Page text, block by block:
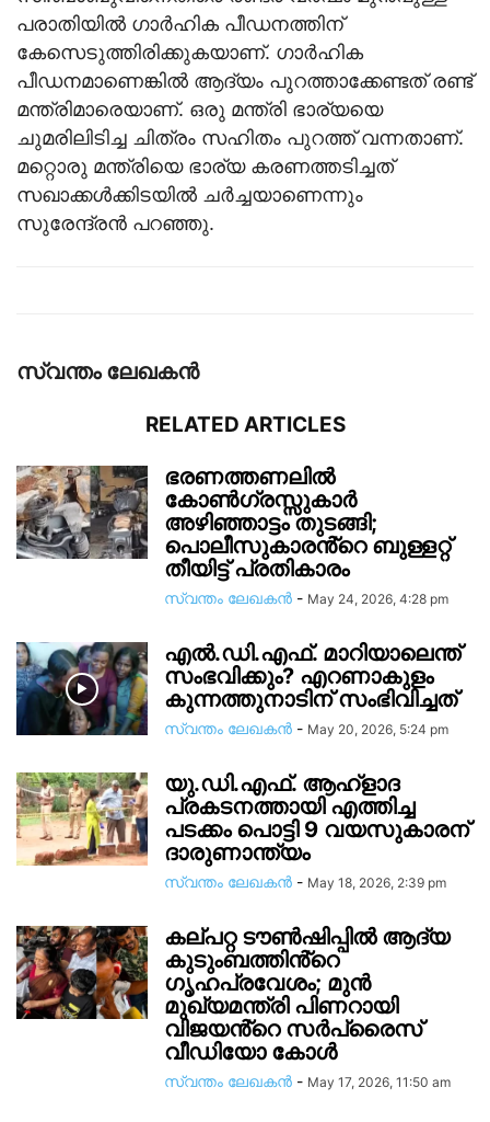
പരാതിയിൽ ഗാർഹിക പീഡനത്തിന്
കേസെടുത്തിരിക്കുകയാണ്. ഗാർഹിക
പീഡനമാണെങ്കിൽ ആദ്യം പുറത്താക്കേണ്ടത് രണ്ട്
മന്ത്രിമാരെയാണ്. ഒരു മന്ത്രി ഭാര്യയെ
ചുമരിലിടിച്ച ചിത്രം സഹിതം പുറത്ത് വന്നതാണ്.
മറ്റൊരു മന്ത്രിയെ ഭാര്യ കരണത്തടിച്ചത്
സഖാക്കൾക്കിടയിൽ ചർച്ചയാണെന്നും
സുരേന്ദ്രൻ പറഞ്ഞു.
സ്വന്തം ലേഖകന്‍
RELATED ARTICLES
ഭരണത്തണലിൽ
കോൺഗ്രസ്സുകാർ
അഴിഞ്ഞാട്ടം തുടങ്ങി;
പൊലീസുകാരൻ്റെ ബുള്ളറ്റ്
തീയിട്ട് പ്രതികാരം
സ്വന്തം ലേഖകന്‍ - May 24, 2026, 4:28 pm
എൽ.ഡി.എഫ്. മാറിയാലെന്ത്
സംഭവിക്കും? എറണാകുളം
കുന്നത്തുനാടിന് സംഭിവിച്ചത്
സ്വന്തം ലേഖകന്‍ - May 20, 2026, 5:24 pm
യു.ഡി.എഫ്. ആഹ്ളാദ
പ്രകടനത്തായി എത്തിച്ച
പടക്കം പൊട്ടി 9 വയസുകാരന്
ദാരുണാന്ത്യം
സ്വന്തം ലേഖകന്‍ - May 18, 2026, 2:39 pm
കല്പറ്റ ട‍ൗൺഷിപ്പിൽ ആദ്യ
കുടുംബത്തിൻ്റെ ​
ഗൃഹപ്രവേശം; മുൻ
മുഖ്യമന്ത്രി പിണറായി
വിജയൻ്റെ സർപ്രൈസ്
വീഡിയോ കോൾ
സ്വന്തം ലേഖകന്‍ - May 17, 2026, 11:50 am